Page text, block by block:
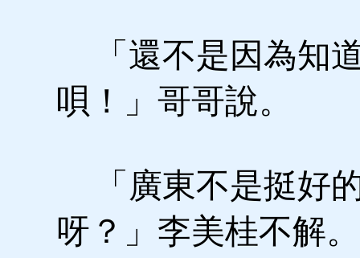
「還不是因為知
唄！」哥哥說。
「廣東不是挺好
呀？」李美桂不解。